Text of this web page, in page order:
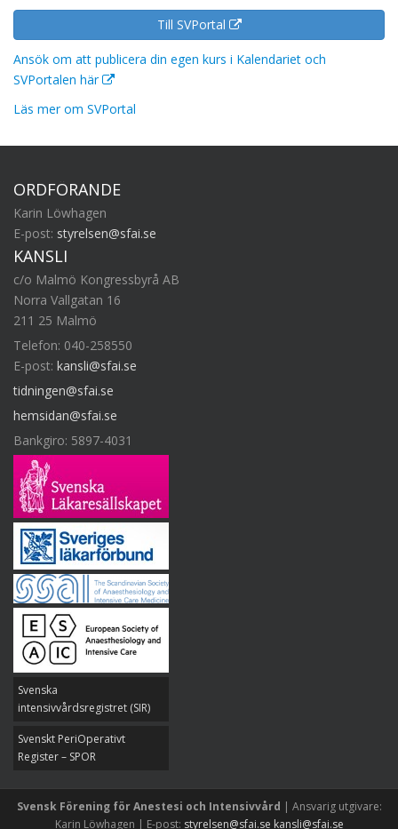
Till SVPortal
Ansök om att publicera din egen kurs i Kalendariet och
SVPortalen här
Läs mer om SVPortal
ORDFÖRANDE
Karin Löwhagen
E-post: styrelsen@sfai.se
KANSLI
c/o Malmö Kongressbyrå AB
Norra Vallgatan 16
211 25 Malmö
Telefon: 040-258550
E-post: kansli@sfai.se
tidningen@sfai.se
hemsidan@sfai.se
Bankgiro: 5897-4031
Svenska
intensivvårdsregistret (SIR)
Svenskt PeriOperativt
Register – SPOR
Svensk Förening för Anestesi och Intensivvård | Ansvarig utgivare:
Karin Löwhagen | E-post: styrelsen@sfai.se kansli@sfai.se